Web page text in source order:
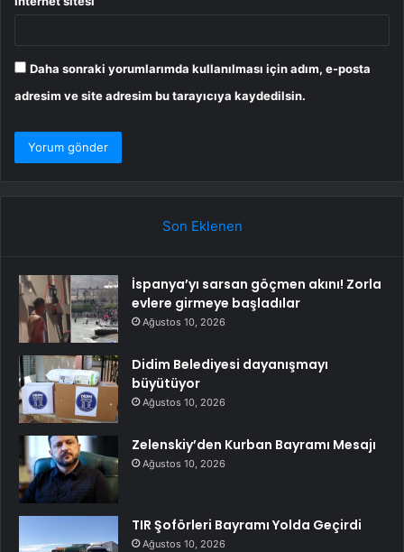
Daha sonraki yorumlarımda kullanılması için adım, e-posta
adresim ve site adresim bu tarayıcıya kaydedilsin.
Son Eklenen
İspanya’yı sarsan göçmen akını! Zorla
evlere girmeye başladılar
Ağustos 10, 2026
Didim Belediyesi dayanışmayı
büyütüyor
Ağustos 10, 2026
Zelenskiy’den Kurban Bayramı Mesajı
Ağustos 10, 2026
TIR Şoförleri Bayramı Yolda Geçirdi
Ağustos 10, 2026